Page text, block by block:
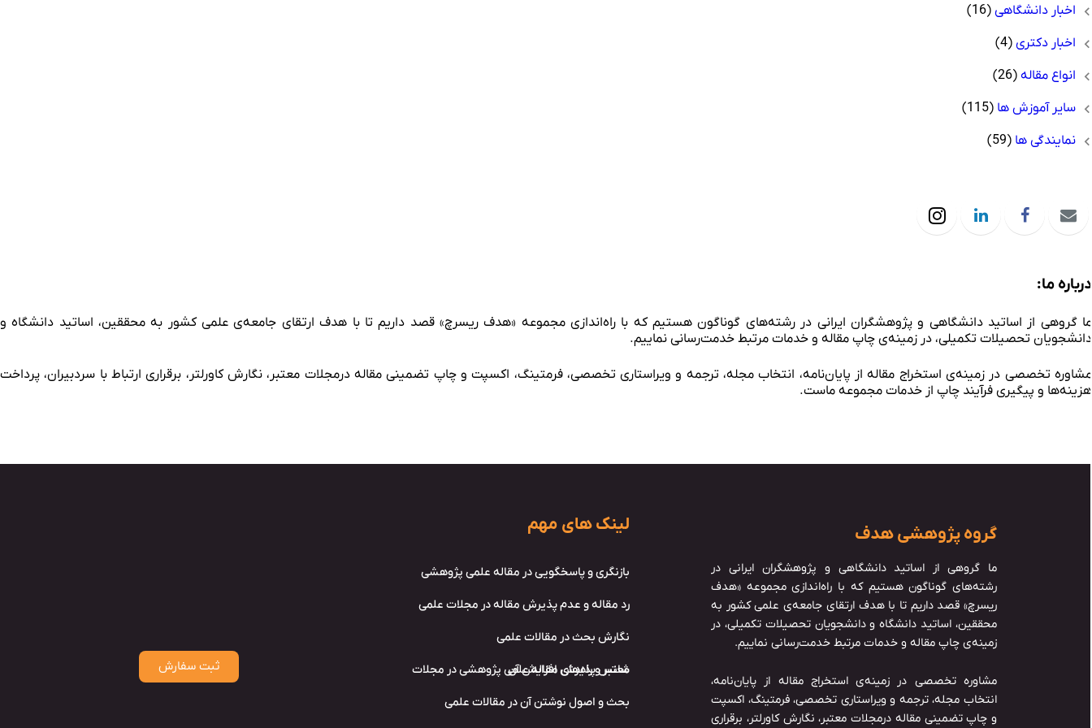
اخبار دانشگاهی(16)
اخبار دکتری(4)
انواع مقاله(26)
سایر آموزش ها(115)
نمایندگی ها(59)
ما:
گروهی از اساتید دانشگاهی و پژوهشگران ایرانی در رشته‌های گوناگون هستیم که با راه‌اندازی مجموعه «هدف ریسرچ» قصد داریم تا با هدف ارتقای جامعه‌ی علمی کشور به محققین، اساتید دانشگاه و
تحصیلات تکمیلی، در زمینه‌ی چاپ مقاله و خدمات مرتبط خدمت‌رسانی نماییم.
تخصصی در زمینه‌ی استخراج مقاله از پایان‌نامه، انتخاب مجله، ترجمه و ویراستاری تخصصی، فرمتینگ، اکسپت و چاپ تضمینی مقاله درمجلات معتبر، نگارش کاورلتر، برقراری ارتباط با سردبیران، پرداخت
و پیگیری فرآیند چاپ از خدمات مجموعه ماست.
گروه پژوهشی هدف
ما گروهی از اساتید دانشگاهی و پژوهشگران ایرانی در
رشته‌های گوناگون هستیم که با راه‌اندازی مجموعه «هدف
ریسرچ» قصد داریم تا با هدف ارتقای جامعه‌ی علمی کشور به
محققین، اساتید دانشگاه و دانشجویان تحصیلات تکمیلی، در
زمینه‌ی چاپ مقاله و خدمات مرتبط خدمت‌رسانی نماییم.
مشاوره تخصصی در زمینه‌ی استخراج مقاله از پایان‌نامه،
انتخاب مجله، ترجمه و ویراستاری تخصصی، فرمتینگ، اکسپت
و چاپ تضمینی مقاله درمجلات معتبر، نگارش کاورلتر، برقراری
لینک های مهم
بازنگری و پاسخگویی در مقاله علمی پژوهشی
رد مقاله و عدم پذیرش مقاله در مجلات علمی
نگارش بحث در مقالات علمی
شانس پذیرش مقاله علمی پژوهشی در مجلات معتبر و راه‌های افزایش آن
بحث و اصول نوشتن آن در مقالات علمی
ثبت سفارش